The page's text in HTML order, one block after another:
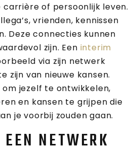
carrière of persoonlijk leven.
vrienden, kennissen
Deze connecties kunnen
zijn. Een interim
via zijn netwerk
zijn van nieuwe kansen.
jezelf te ontwikkelen,
en kansen te grijpen die
je voorbij zouden gaan.
NETWERK